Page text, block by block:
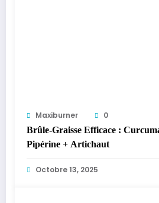
Maxiburner
0
Brûle-Graisse Efficace :
Pipérine + Artichaut
Octobre 13, 2025